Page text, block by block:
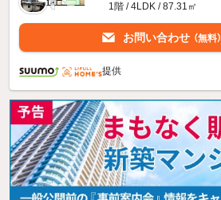
1階 / 4LDK / 87.31㎡
お問い合わせ （無料）
提供